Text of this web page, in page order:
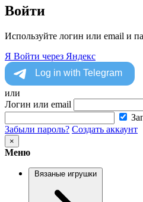
Войти
Используйте логин или email и
Я Войти через Яндекс
или
Логин или email
Забыли пароль? Создать аккаунт
×
Меню
Вязаные игрушки